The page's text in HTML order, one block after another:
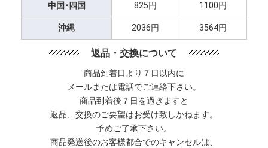
中国･四国 825円 1100円
沖縄 2036円 3564円
返品・交換について
商品到着日より７日以内に
メールまたは電話でご連絡下さい。
商品到着後７日を過ぎますと
返品、交換のご要望はお受け致しかねます。
予めご了承下さい。
商品発送後のお客様都合でのキャンセルは、